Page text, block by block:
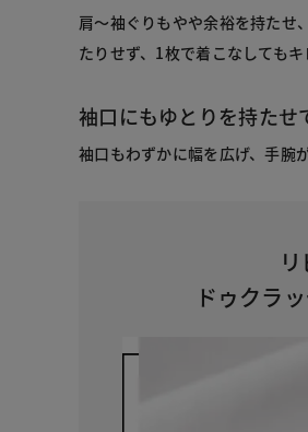
肩～袖ぐりもやや余裕を持たせ
たりせず、1枚で着こなしてもキ
袖口にもゆとりを持たせ
袖口もわずかに幅を広げ、手腕
ドゥクラ